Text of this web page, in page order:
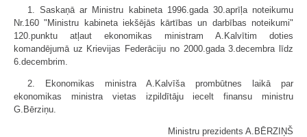
1. Saskaņā ar Ministru kabineta 1996.gada 30.aprīļa noteikumu
Nr.160 "Ministru kabineta iekšējās kārtības un darbības noteikumi"
120.punktu atļaut ekonomikas ministram A.Kalvītim doties
komandējumā uz Krievijas Federāciju no 2000.gada 3.decembra līdz
6.decembrim.
2. Ekonomikas ministra A.Kalvīša prombūtnes laikā par
ekonomikas ministra vietas izpildītāju iecelt finansu ministru
G.Bērziņu.
Ministru prezidents A.BĒRZIŅŠ